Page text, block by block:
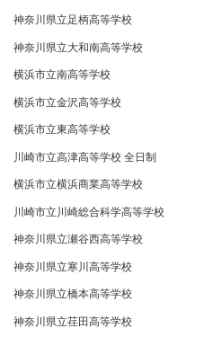
神奈川県立足柄高等学校
神奈川県立大和南高等学校
横浜市立南高等学校
横浜市立金沢高等学校
横浜市立東高等学校
川崎市立高津高等学校 全日制
横浜市立横浜商業高等学校
川崎市立川崎総合科学高等学校
神奈川県立瀬谷西高等学校
神奈川県立寒川高等学校
神奈川県立橋本高等学校
神奈川県立荏田高等学校